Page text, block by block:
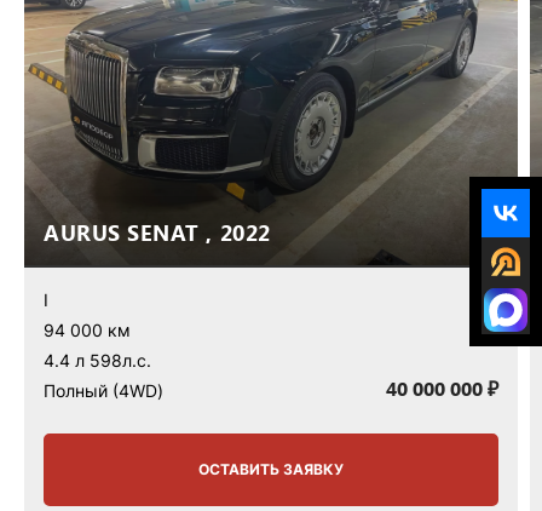
AURUS SENAT , 2022
I
94 000 км
4.4 л 598л.с.
Полный (4WD)
40 000 000 ₽
ОСТАВИТЬ ЗАЯВКУ